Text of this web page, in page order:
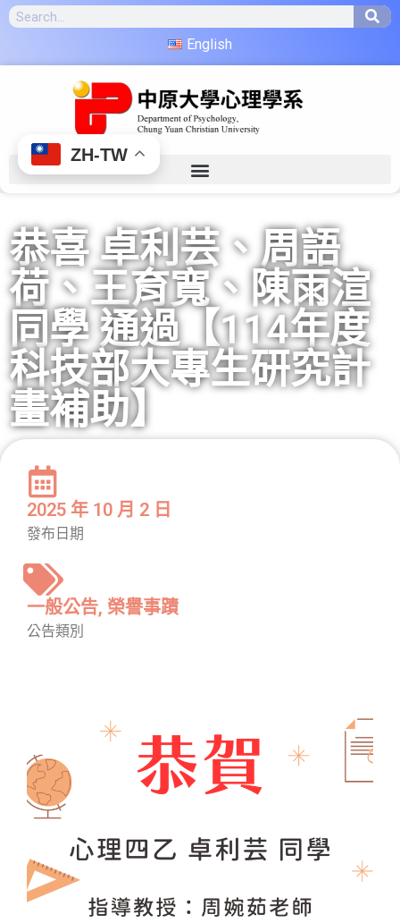
English
恭喜 卓利芸、周語
荷、王育寬、陳雨渲
同學 通過【114年度
科技部大專生研究計
畫補助】
2025 年 10 月 2 日
發布日期
一般公告, 榮譽事蹟
公告類別
ZH-TW